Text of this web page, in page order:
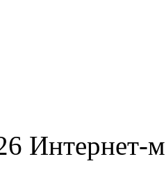
Интернет-